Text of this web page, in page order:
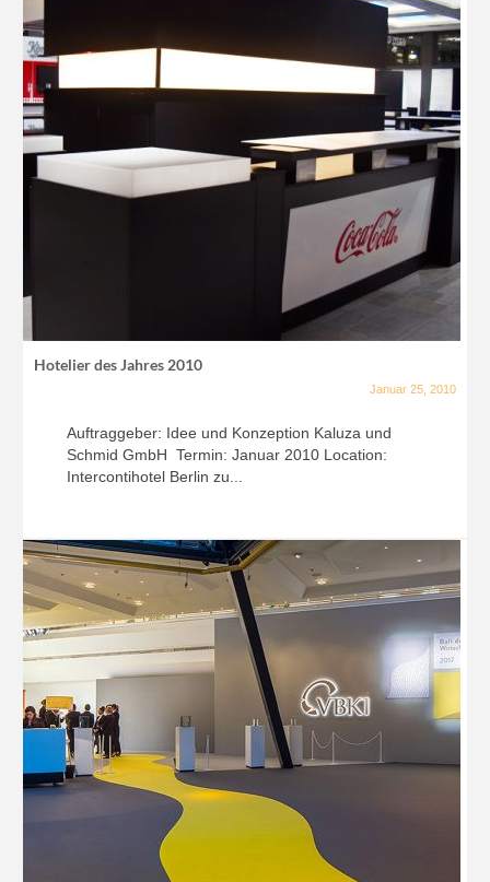
Hotelier des Jahres 2010
Januar 25, 2010
Auftraggeber: Idee und Konzeption Kaluza und
Schmid GmbH Termin: Januar 2010 Location:
Intercontihotel Berlin zu...